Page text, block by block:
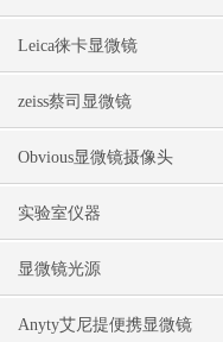
Leica徕卡显微镜
zeiss蔡司显微镜
Obvious显微镜摄像头
实验室仪器
显微镜光源
Anyty艾尼提便携显微镜